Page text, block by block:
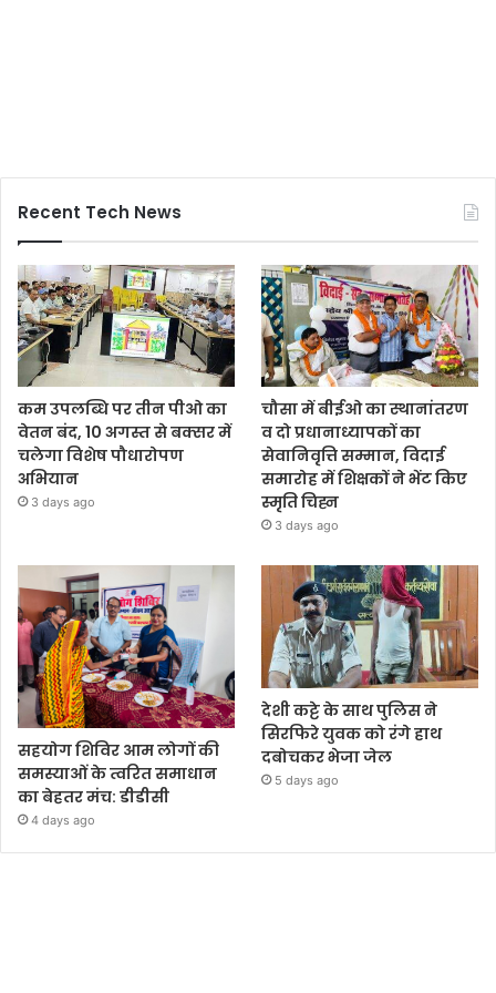
Recent Tech News
कम उपलब्धि पर तीन पीओ का
वेतन बंद, 10 अगस्त से बक्सर में
चलेगा विशेष पौधारोपण
अभियान
3 days ago
चौसा में बीईओ का स्थानांतरण
व दो प्रधानाध्यापकों का
सेवानिवृत्ति सम्मान, विदाई
समारोह में शिक्षकों ने भेंट किए
स्मृति चिह्न
3 days ago
सहयोग शिविर आम लोगों की
समस्याओं के त्वरित समाधान
का बेहतर मंच: डीडीसी
4 days ago
देशी कट्टे के साथ पुलिस ने
सिरफिरे युवक को रंगे हाथ
दबोचकर भेजा जेल
5 days ago